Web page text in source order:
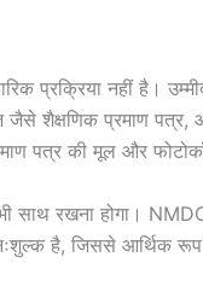
नहीं है।
शैक्षणिक प्रमाण पत्र,
पत्र की मूल और
साथ रखना होगा।
है, जिससे आर्थिक रूप